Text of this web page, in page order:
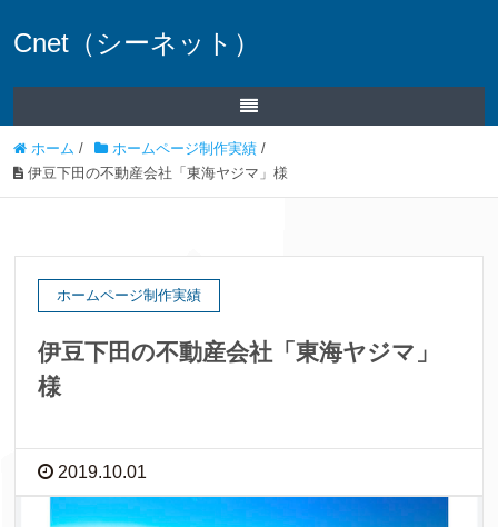
Cnet（シーネット）
ホーム / ホームページ制作実績 /
伊豆下田の不動産会社「東海ヤジマ」様
ホームページ制作実績
伊豆下田の不動産会社「東海ヤジマ」
様
2019.10.01